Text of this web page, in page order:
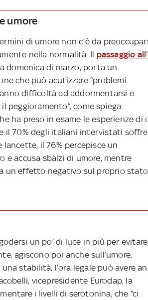
umore
di umore non c’è da
nella normalità. Il passaggio
domenica di marzo, porta un
che può acutizzare “problemi
difficoltà ad addormentarsi e
peggioramento”, come spiega
ha preso in esame le esperienze di
il 70% degli italiani intervistati
il 76% percepisce un
accusa sbalzi di umore, mentre
un effetto negativo sul proprio stato
un po’ di luce in più per evitare
agiscono poi anche sull’umore,
stabilità, l’ora legale può avere
vicepresidente Eurodap, la
i livelli di serotonina, che “ci